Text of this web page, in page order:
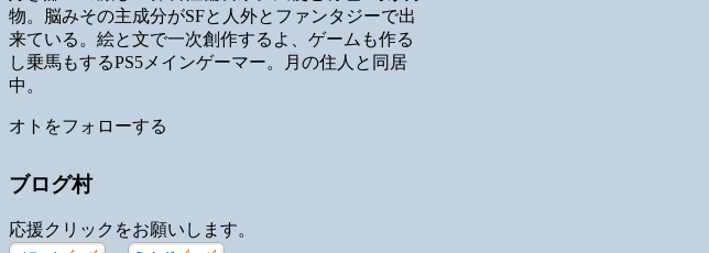
物。脳みその主成分がSFと人外とファンタジーで出
来ている。絵と文で一次創作するよ、ゲームも作る
し乗馬もするPS5メインゲーマー。月の住人と同居
中。
オトをフォローする
ブログ村
応援クリックをお願いします。